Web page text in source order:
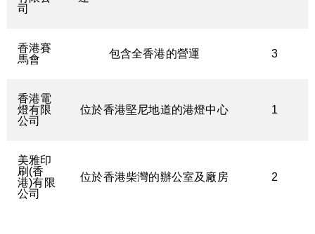
司
香港賽
馬會
包含全香港的營運 3
香港電
燈有限
公司
位於香港堅尼地道的港燈中心 1
美雅印
刷(香
港)有限
公司
位於香港柴灣的辦公室及廠房 2